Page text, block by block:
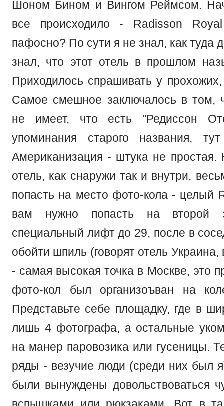
Шоном Бином и Вингом Реймсом.
все происходило - Radisson
пафосно? По сути я не знал, как туда
знал, что этот отель в прошлом
Приходилось спрашивать у прохожих,
Самое смешное заключалось в том,
не имеет, что есть "Редиссон
упоминания старого названия,
Американизация - штука не простая.
отель, как снаружи так и внутри,
попасть на место фото-кола - целый
вам нужно попасть на второй
специальный лифт до 29, после в
обойти шпиль (говорят отель
- самая высокая точка в Москве, это
фото-кол был организоъван на
Представьте себе площадку, где в
лишь 4 фотографа, а остальные
на манер паровозика или гусеницы.
ряды - везучие люди (среди них был
были вынуждены довольствоваться